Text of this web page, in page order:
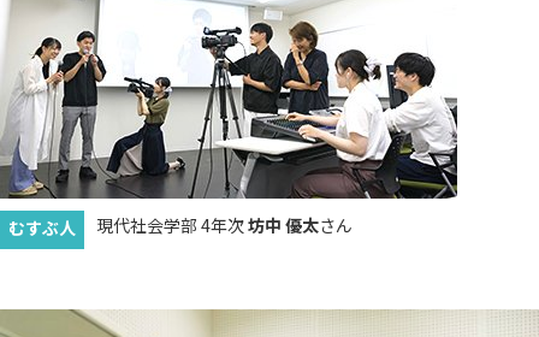
むすぶ人 現代社会学部 4年次坊中 優太さん